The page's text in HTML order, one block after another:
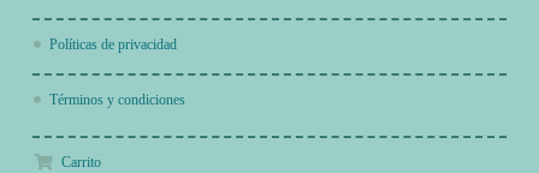
Políticas de privacidad
Términos y condiciones
Carrito